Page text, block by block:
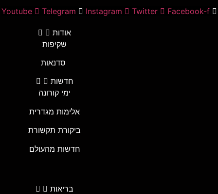
Youtube Telegram Instagram Twitter Facebook-f
אודות
שקיפות
סדנאות
חדשות
ימי קורונה
אלימות מגדרית
ביקורת תקשורת
חדשות מהעולם
בריאות